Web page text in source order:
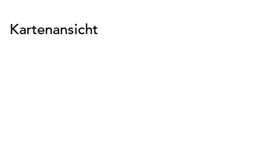
Kartenansicht